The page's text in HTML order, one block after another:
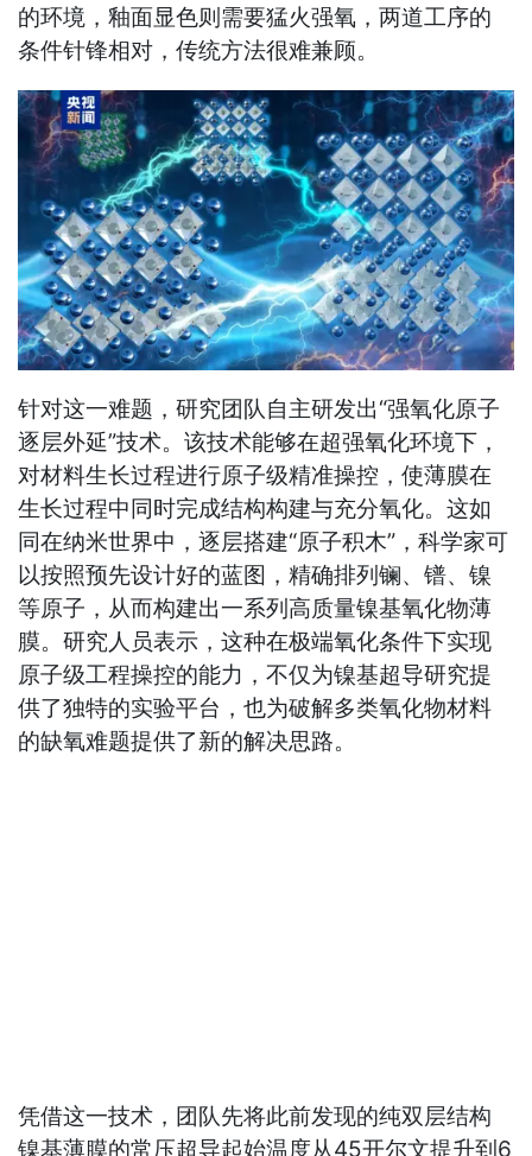
的环境，釉面显色则需要猛火强氧，两道工序的
条件针锋相对，传统方法很难兼顾。
针对这一难题，研究团队自主研发出“强氧化原子
逐层外延”技术。该技术能够在超强氧化环境下，
对材料生长过程进行原子级精准操控，使薄膜在
生长过程中同时完成结构构建与充分氧化。这如
同在纳米世界中，逐层搭建“原子积木”，科学家可
以按照预先设计好的蓝图，精确排列镧、镨、镍
等原子，从而构建出一系列高质量镍基氧化物薄
膜。研究人员表示，这种在极端氧化条件下实现
原子级工程操控的能力，不仅为镍基超导研究提
供了独特的实验平台，也为破解多类氧化物材料
的缺氧难题提供了新的解决思路。
凭借这一技术，团队先将此前发现的纯双层结构
镍基薄膜的常压超导起始温度从45开尔文提升到6